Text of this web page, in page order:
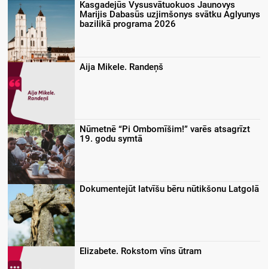
Kasgadejūs Vysusvātuokuos Jaunovys
Marijis Dabasūs uzjimšonys svātku Aglyunys
bazilikā programa 2026
Aija Mikele. Randeņš
Nūmetnē “Pi Ombomīšim!” varēs atsagrīzt
19. godu symtā
Dokumentejūt latvīšu bēru nūtikšonu Latgolā
Elizabete. Rokstom vīns ūtram